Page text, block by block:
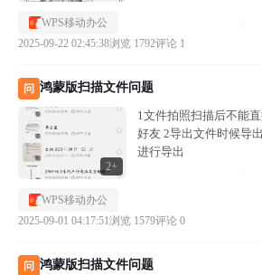
WPS移动办公
2025-09-22 02:45:38浏览 1792评论 1
问 鸿蒙版扫描文件问题
2+
1文件拍照扫描后不能
好友 2导出文件时候导
进行导出
WPS移动办公
2025-09-01 04:17:51浏览 1579评论 0
问 鸿蒙版扫描文件问题